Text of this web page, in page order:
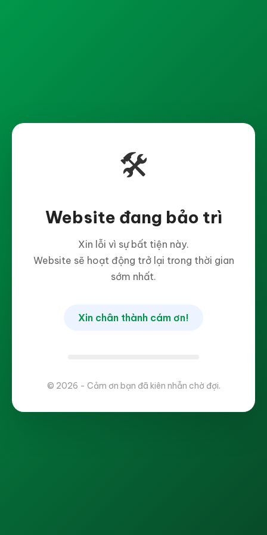
🛠️
Website đang bảo trì
Xin lỗi vì sự bất tiện này.
Website sẽ hoạt động trở lại trong thời gian
sớm nhất.
Xin chân thành cám ơn!
© 2026 - Cảm ơn bạn đã kiên nhẫn chờ đợi.